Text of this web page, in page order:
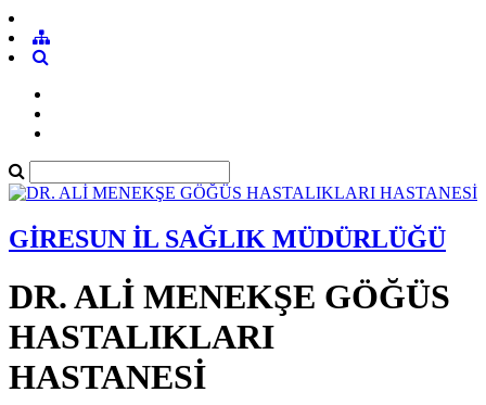
GİRESUN İL SAĞLIK MÜDÜRLÜĞÜ
DR. ALİ MENEKŞE GÖĞÜS
HASTALIKLARI
HASTANESİ